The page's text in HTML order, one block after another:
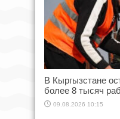
В Кыргызстане
более 8 тысяч
09.08.2026 10:15